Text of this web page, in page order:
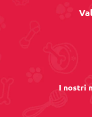
I nostri